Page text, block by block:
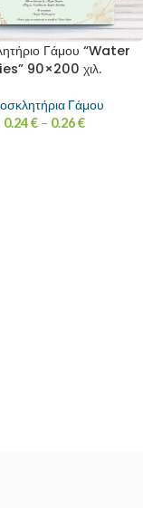
Γάμου “Water
90×200 χιλ.
Γάμου
0.24€ – 0.26€